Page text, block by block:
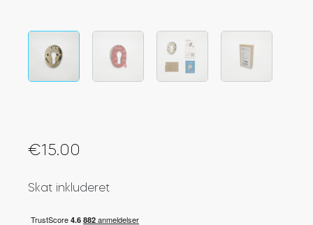
Tedee Bridge
Door Sensor
Cylindere
€15.00
Skat inkluderet